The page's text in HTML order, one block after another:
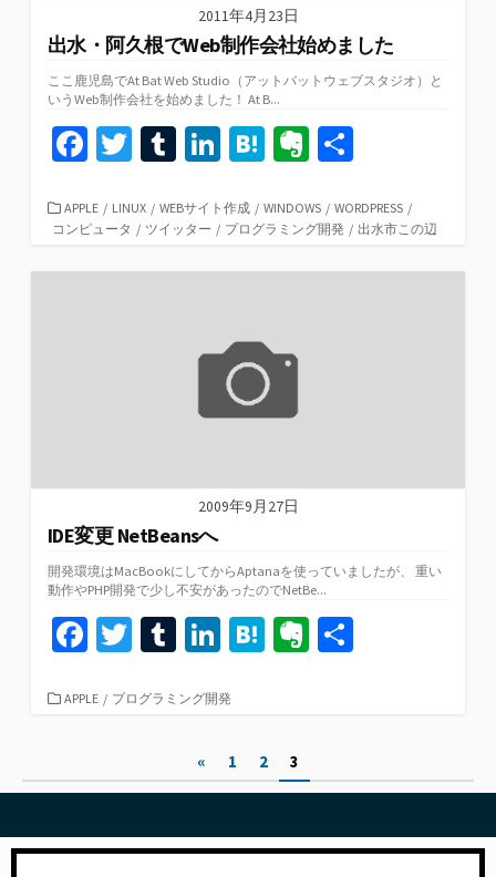
2011年4月23日
出水・阿久根でWeb制作会社始めました
ここ鹿児島でAt Bat Web Studio（アットバットウェブスタジオ）と
いうWeb制作会社を始めました！ At B...
Fa
b
o
o
T
tt
er
T
m
bl
r
Li
ke
dI
n
H
e
n
a
Ev
n
ot
e
カ
テ
リ
APPLE / LINUX / WEBサイト作成 / WINDOWS / WORDPRESS /
コンピュータ / ツイッター / プログラミング開発 / 出水市この辺
2009年9月27日
IDE変更 NetBeansへ
開発環境はMacBookにしてからAptanaを使っていましたが、 重い
動作やPHP開発で少し不安があったのでNetBe...
Fa
b
o
T
tt
T
m
r
Li
ke
n
H
a
Ev
e
カ
ー
APPLE / プログラミング開発
稿
の
« 1 2 3